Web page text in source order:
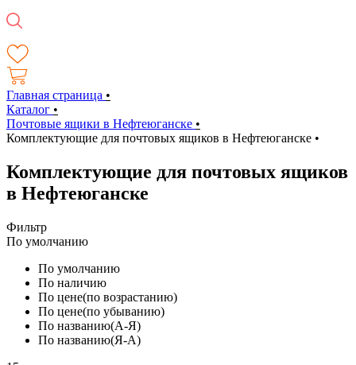
Главная страница •
Каталог •
Почтовые ящики в Нефтеюганске •
Комплектующие для почтовых ящиков в Нефтеюганске •
Комплектующие для почтовых ящиков
в Нефтеюганске
Фильтр
По умолчанию
По умолчанию
По наличию
По цене(по возрастанию)
По цене(по убыванию)
По названию(А-Я)
По названию(Я-А)